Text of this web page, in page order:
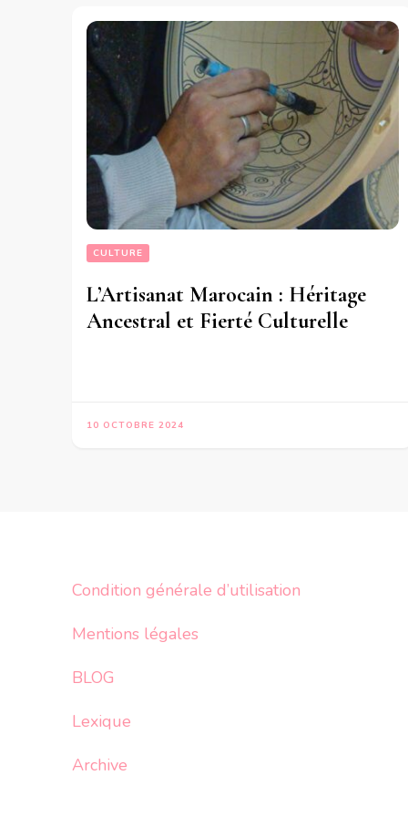
CULTURE
L’Artisanat Marocain : Héritage
Ancestral et Fierté Culturelle
10 OCTOBRE 2024
Condition générale d’utilisation
Mentions légales
BLOG
Lexique
Archive